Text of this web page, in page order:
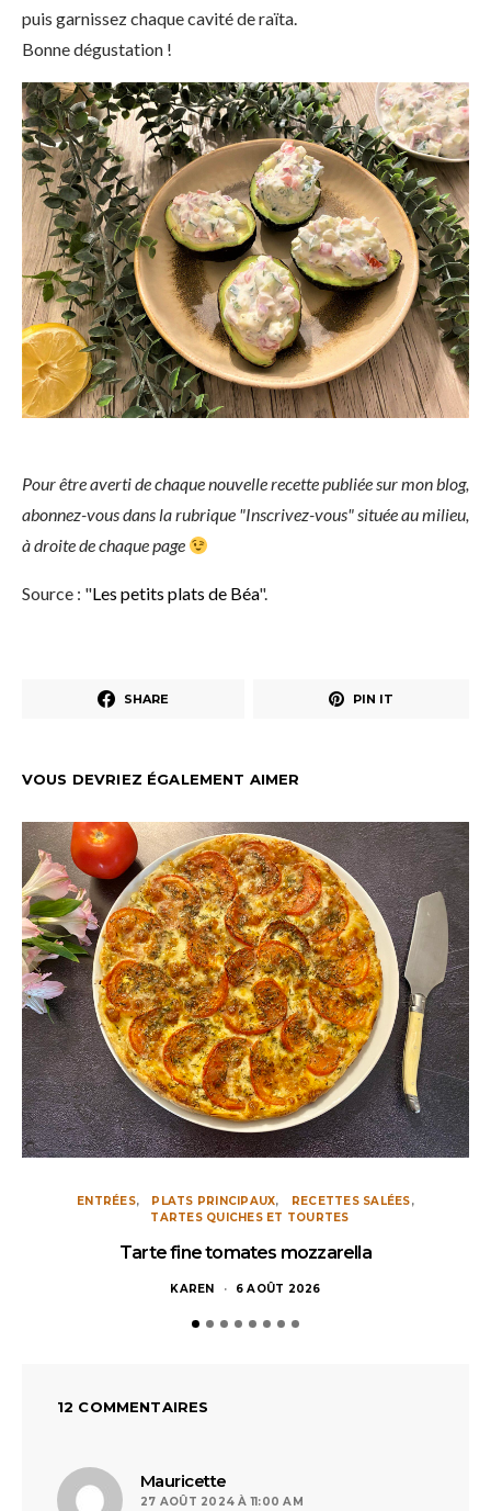
puis garnissez chaque cavité de raïta.
Bonne dégustation !
Pour être averti de chaque nouvelle recette publiée sur mon blog,
abonnez-vous dans la rubrique "Inscrivez-vous" située au milieu,
à droite de chaque page
Source : "Les petits plats de Béa".
SHARE PIN IT
VOUS DEVRIEZ ÉGALEMENT AIMER
ENTRÉES PLATS PRINCIPAUX
RECETTES SALÉES
TARTES QUICHES ET TOURTES
Tarte fine tomates mozzarella
KAREN 6 AOÛT 2026
12 COMMENTAIRES
Mauricette
27 AOÛT 2024 À 11:00 AM